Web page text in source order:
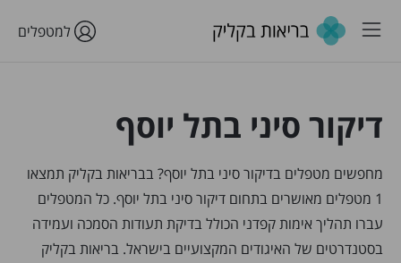
למטפלים
דיקור סיני בתל יוסף
מחפשים מטפלים בדיקור סיני בתל יוסף? בבריאות בקליק תמצאו
1 מטפלים מאושרים בתחום דיקור סיני בתל יוסף. כל המטפלים
עברו תהליך אימות קפדני הכולל בדיקת תעודות הסמכה ועמידה
בסטנדרטים של האיגודים המקצועיים בישראל. בריאות בקליק